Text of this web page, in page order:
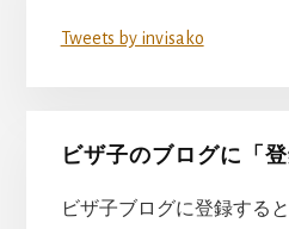
Tweets by invisako
ビザ子のブログに「登
ビザ子ブログに登録する